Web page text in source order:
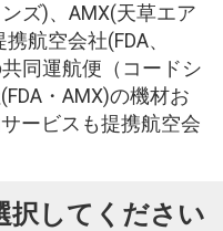
ズ)、AMX(天草エア
航空会社(FDA、
同運航便（コードシ
・AMX)の機材お
ービスも提携航空会
択してください